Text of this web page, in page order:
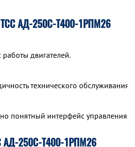
АД-250С-Т400-1РПМ26
двигателей.
технического обслуживания,
понятный интерфейс управления
АД-250С-Т400-1РПМ26